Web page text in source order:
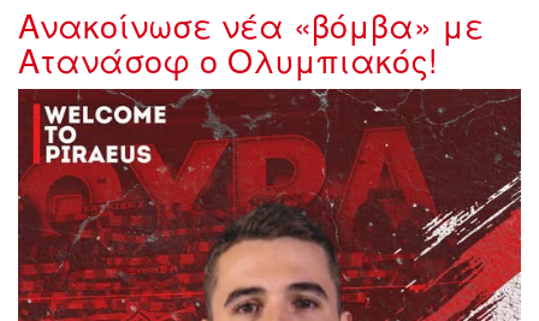
Ανακοίνωσε νέα «βόμβα» με
Ατανάσοφ ο Ολυμπιακός!